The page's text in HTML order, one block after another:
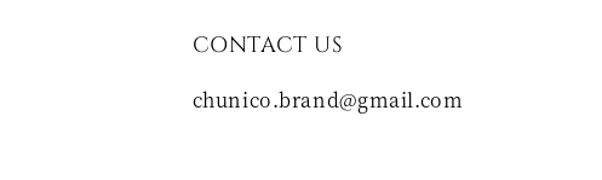
CONTACT US
chunico.brand@gmail.com